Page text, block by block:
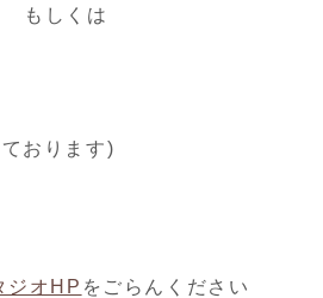
もしくは
おります)
ジオHP をごらんください